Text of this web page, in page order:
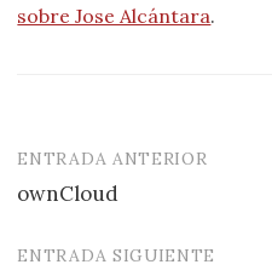
sobre Jose Alcántara.
Navegación
de
entradas
ENTRADA ANTERIOR
ownCloud
ENTRADA SIGUIENTE